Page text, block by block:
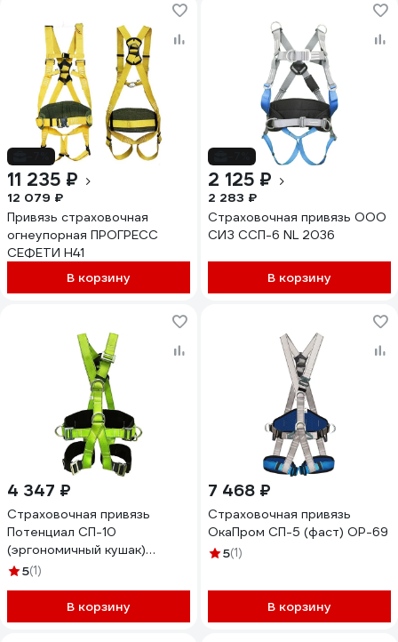
11 235 ₽
12 079 ₽
Привязь страховочная
огнеупорная ПРОГРЕСС
СЕФЕТИ Н41
В корзину
2 125 ₽
2 283 ₽
Страховочная привязь ООО
СИЗ ССП-6 NL 2036
В корзину
4 347 ₽
Страховочная привязь
Потенциал СП-10
(эргономичный кушак)
ptc9369
5(1)
В корзину
7 468 ₽
Страховочная привязь
ОкаПром СП-5 (фаст) ОР-69
5(1)
В корзину